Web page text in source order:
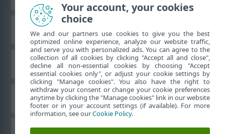
ESET Databáza znalostí
ESET Fórum
Technická podpora
Your account, your cookies
choice
We and our partners use cookies to give you the best
optimized online experience, analyze our website traffic,
and serve you with personalized ads. You can agree to the
collection of all cookies by clicking "Accept all and close",
decline all non-essential cookies by choosing "Accept
essential cookies only", or adjust your cookie settings by
clicking "Manage cookies". You also have the right to
withdraw your consent or change your cookie preferences
anytime by clicking the "Manage cookies" link in our website
footer or in your account settings (if available). For more
information, see ourCookie Policy.